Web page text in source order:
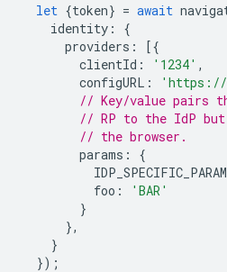
let {token} = await
identity :
{
providers :
[{
clientId : '1234' ,
configURL : 'https://
// Key/value pairs
// RP to the IdP
// the browser.
params :
{
IDP_SPECIFIC_PARAM
foo :
'BAR'
}
},
}
});